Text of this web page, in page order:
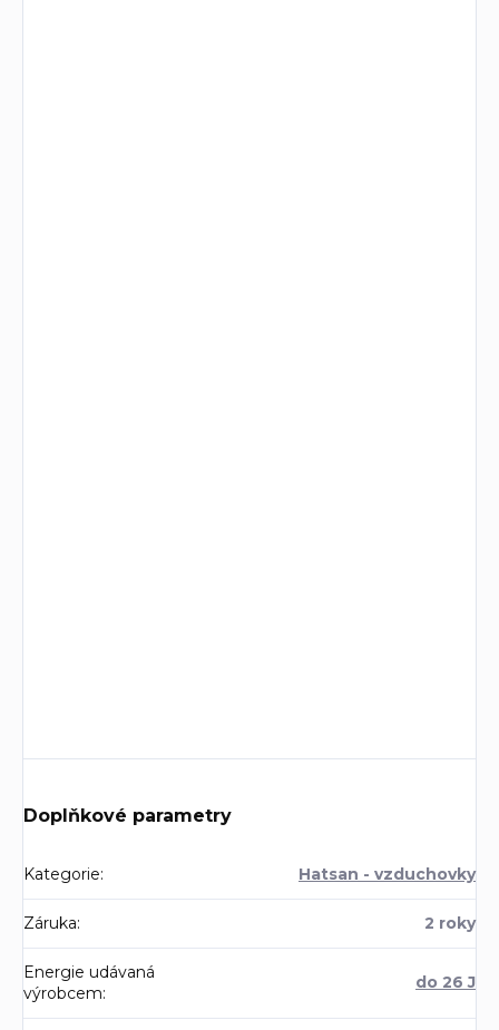
Doplňkové parametry
Kategorie: Hatsan - vzduchovky
Záruka: 2 roky
Energie udávaná
výrobcem:
do 26 J